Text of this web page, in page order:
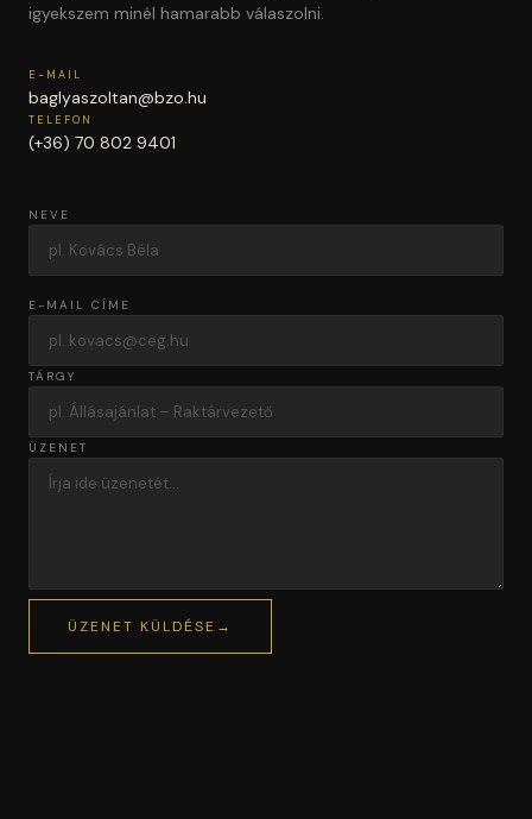
igyekszem minél hamarabb válaszolni.
E-MAIL
baglyaszoltan@bzo.hu
TELEFON
(+36) 70 802 9401
NEVE
E-MAIL CÍME
TÁRGY
ÜZENET
ÜZENET KÜLDÉSE →